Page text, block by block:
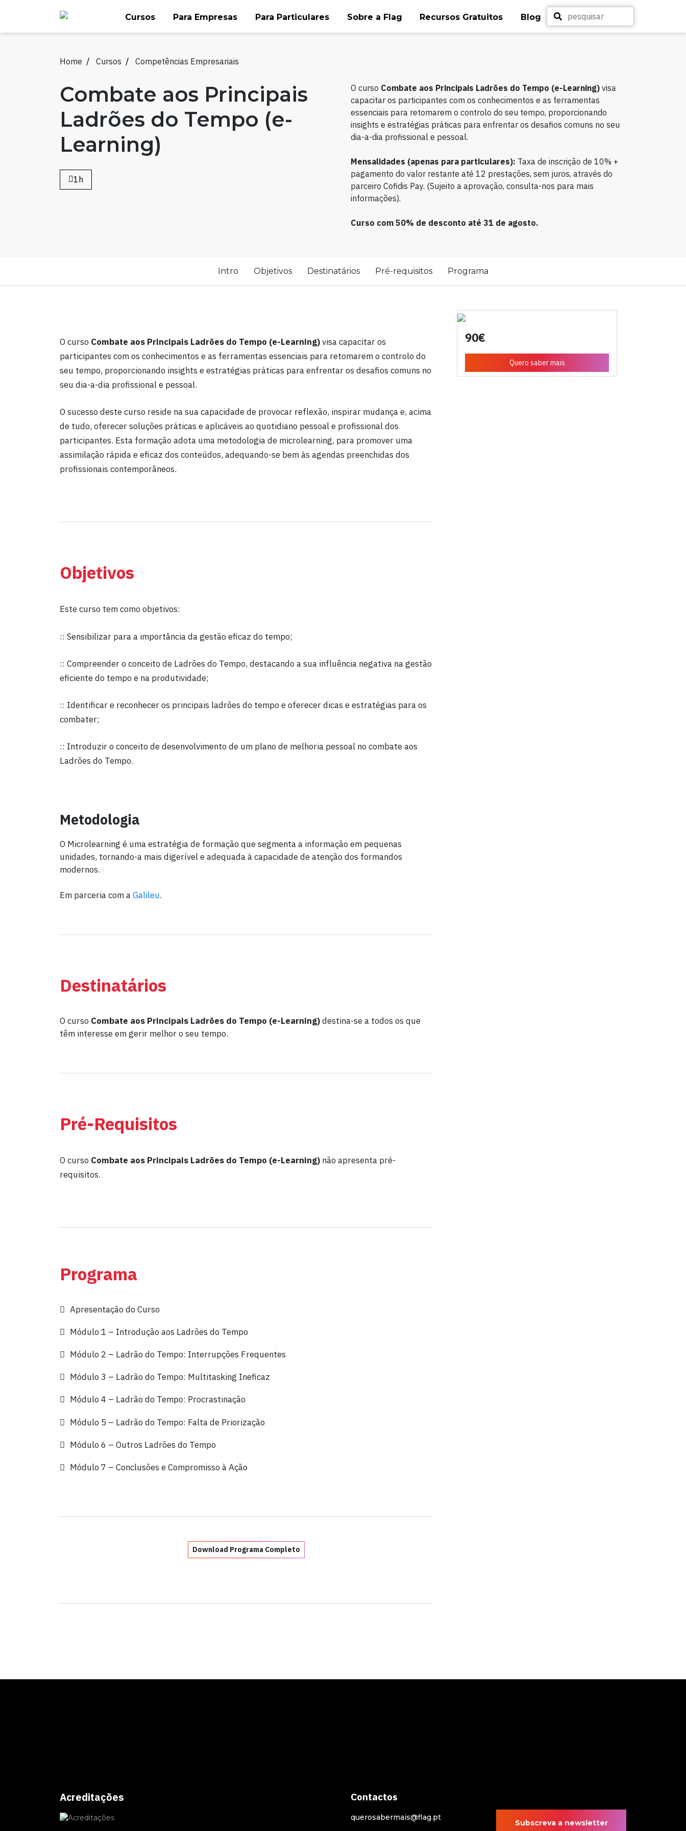
content
Cursos Para Empresas Para Particulares Sobre a Flag Recursos Gratuitos Blog
Home Cursos Competências Empresariais
Combate aos Principais
Ladrões do Tempo (e-
Learning)
1h
O curso Combate aos Principais Ladrões do Tempo (e-Learning) visa
capacitar os participantes com os conhecimentos e as ferramentas
essenciais para retomarem o controlo do seu tempo, proporcionando
insights e estratégias práticas para enfrentar os desafios comuns no seu
dia-a-dia profissional e pessoal.
Mensalidades (apenas para particulares): Taxa de inscrição de 10% +
pagamento do valor restante até 12 prestações, sem juros, através do
parceiro Cofidis Pay. (Sujeito a aprovação, consulta-nos para mais
informações).
Curso com 50% de desconto até 31 de agosto.
Intro Objetivos Destinatários Pré-requisitos Programa
O curso Combate aos Principais Ladrões do Tempo (e-Learning)visa capacitar os
participantes com os conhecimentos e as ferramentas essenciais para retomarem o controlo do
seu tempo, proporcionando insights e estratégias práticas para enfrentar os desafios comuns no
seu dia-a-dia profissional e pessoal.
O sucesso deste curso reside na sua capacidade de provocar reflexão, inspirar mudança e, acima
de tudo, oferecer soluções práticas e aplicáveis ao quotidiano pessoal e profissional dos
participantes. Esta formação adota uma metodologia de microlearning, para promover uma
assimilação rápida e eficaz dos conteúdos, adequando-se bem às agendas preenchidas dos
profissionais contemporâneos.
Objetivos
Este curso tem como objetivos:
:: Sensibilizar para a importância da gestão eficaz do tempo;
:: Compreender o conceito de Ladrões do Tempo, destacando a sua influência negativa na gestão
eficiente do tempo e na produtividade;
:: Identificar e reconhecer os principais ladrões do tempo e oferecer dicas e estratégias para os
combater;
:: Introduzir o conceito de desenvolvimento de um plano de melhoria pessoal no combate aos
Ladrões do Tempo.
Metodologia
O Microlearning é uma estratégia de formação que segmenta a informação em pequenas
unidades, tornando-a mais digerível e adequada à capacidade de atenção dos formandos
modernos.
Em parceria com aGalileu.
Destinatários
O curso Combate aos Principais Ladrões do Tempo (e-Learning)destina-se a todos os que
têm interesse em gerir melhor o seu tempo.
Pré-Requisitos
O curso Combate aos Principais Ladrões do Tempo (e-Learning) não apresenta pré-
requisitos.
Programa
Apresentação do Curso
Módulo 1 – Introdução aos Ladrões do Tempo
Módulo 2 – Ladrão do Tempo: Interrupções Frequentes
Módulo 3 – Ladrão do Tempo: Multitasking Ineficaz
Módulo 4 – Ladrão do Tempo: Procrastinação
Módulo 5 – Ladrão do Tempo: Falta de Priorização
Módulo 6 – Outros Ladrões do Tempo
Módulo 7 – Conclusões e Compromisso à Ação
Download Programa Completo
90€
Quero saber mais
Acreditações Contactos
querosabermais@flag.pt
Subscreva a newsletter